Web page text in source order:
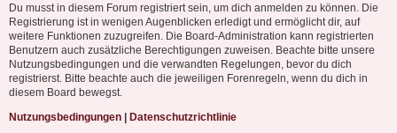
Du musst in diesem Forum registriert sein, um dich anmelden zu können. Die
Registrierung ist in wenigen Augenblicken erledigt und ermöglicht dir, auf
weitere Funktionen zuzugreifen. Die Board-Administration kann registrierten
Benutzern auch zusätzliche Berechtigungen zuweisen. Beachte bitte unsere
Nutzungsbedingungen und die verwandten Regelungen, bevor du dich
registrierst. Bitte beachte auch die jeweiligen Forenregeln, wenn du dich in
diesem Board bewegst.
Nutzungsbedingungen | Datenschutzrichtlinie